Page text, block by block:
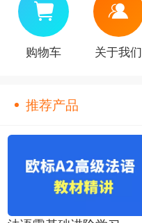
购物车 关于我们
推荐产品